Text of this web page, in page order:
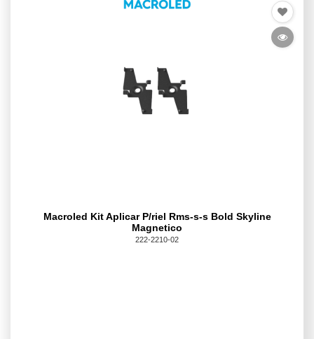
Macroled Kit Aplicar P/riel Rms-s-s Bold Skyline
Magnetico
222-2210-02